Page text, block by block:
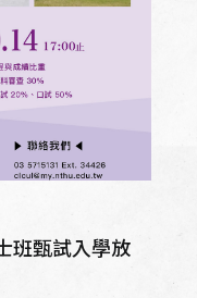
班甄試入學放